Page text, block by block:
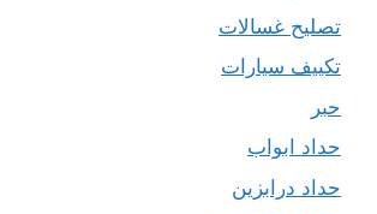
تصليح غسالات
تكييف سيارات
حبر
حداد ابواب
حداد درابزين